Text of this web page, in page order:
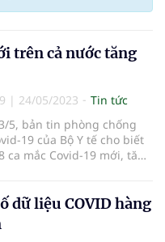
trên cả nước tăng
| 24/05/2023
Tin tức
5, bản tin phòng chống
19 của Bộ Y tế cho biết
ca mắc Covid-19 mới, tăng
dữ liệu COVID hàng